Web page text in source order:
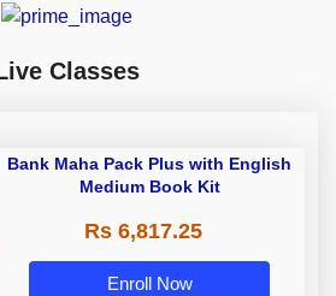
Classes
Bank Maha Pack Plus with English
Medium Book Kit
Rs 6,817.25
Enroll Now